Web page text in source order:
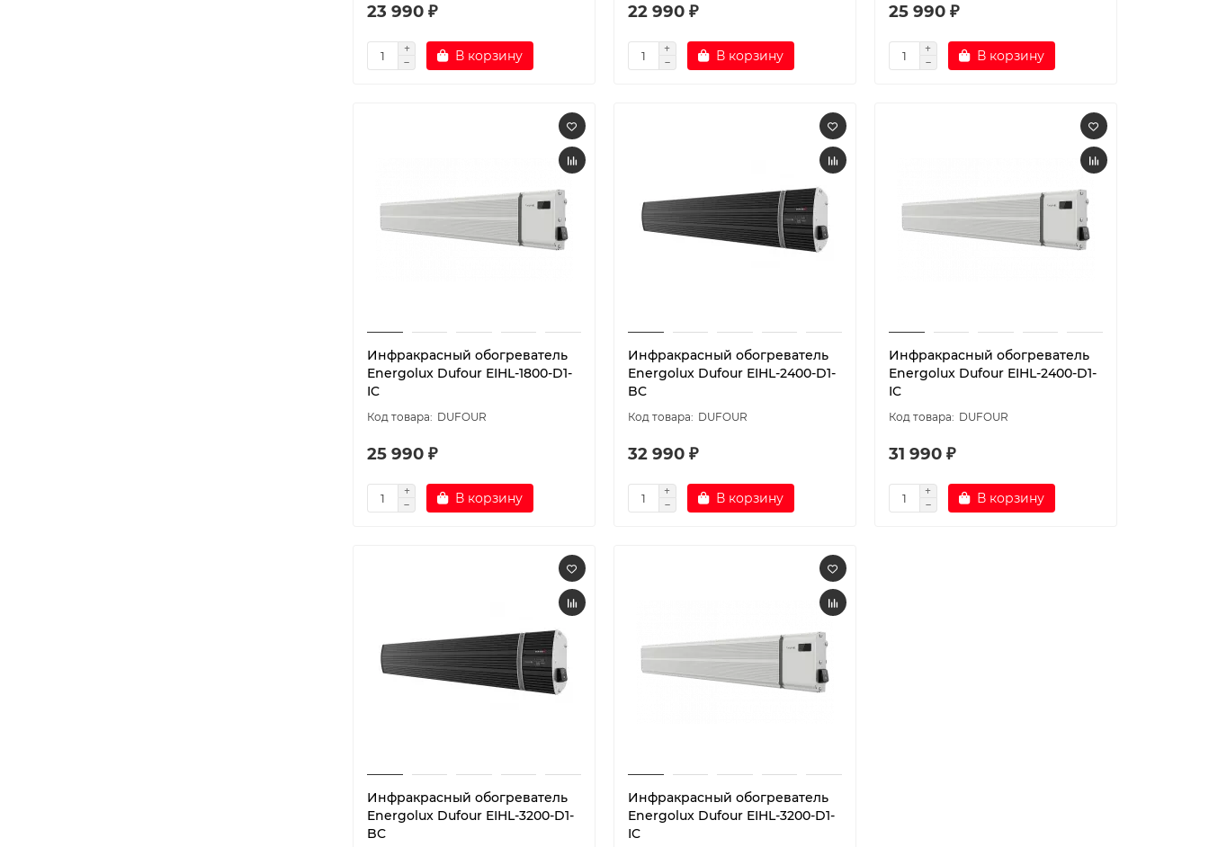
23 990 ₽
В корзину
22 990 ₽
В корзину
25 990 ₽
В корзину
Инфракрасный обогреватель
Energolux Dufour EIHL-1800-D1-
IC
DUFOUR
25 990 ₽
В корзину
Инфракрасный обогреватель
Energolux Dufour EIHL-2400-D1-
BC
DUFOUR
32 990 ₽
В корзину
Инфракрасный обогреватель
Energolux Dufour EIHL-2400-D1-
IC
DUFOUR
31 990 ₽
В корзину
Инфракрасный обогреватель
Energolux Dufour EIHL-3200-D1-
BC
Инфракрасный обогреватель
Energolux Dufour EIHL-3200-D1-
IC